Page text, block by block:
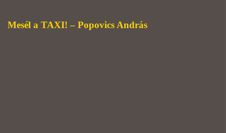
Mesél a TAXI! – Popovics András